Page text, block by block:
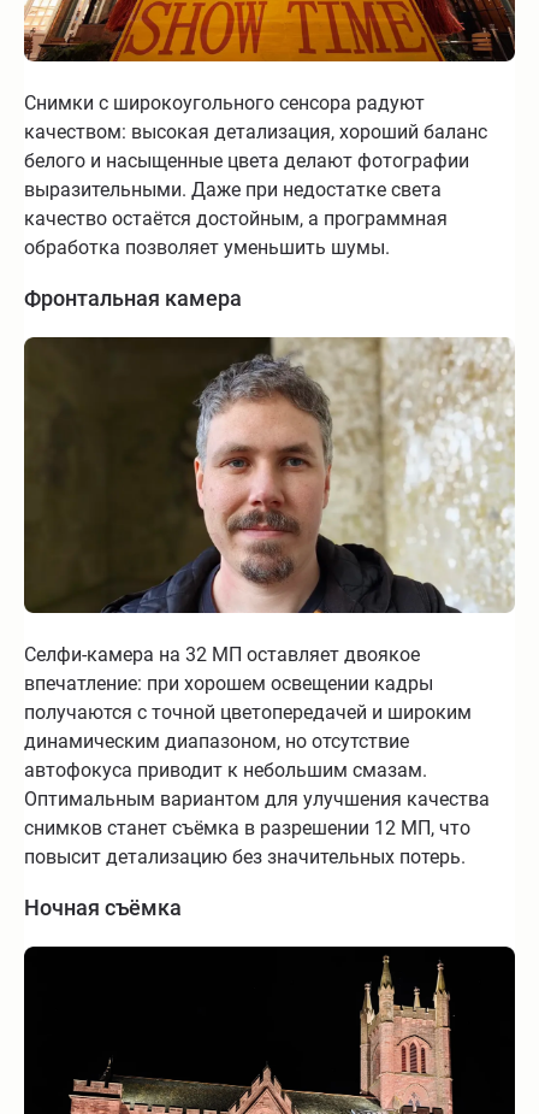
Снимки с широкоугольного сенсора радуют
качеством: высокая детализация, хороший баланс
белого и насыщенные цвета делают фотографии
выразительными. Даже при недостатке света
качество остаётся достойным, а программная
обработка позволяет уменьшить шумы.
Фронтальная камера
Селфи-камера на 32 МП оставляет двоякое
впечатление: при хорошем освещении кадры
получаются с точной цветопередачей и широким
динамическим диапазоном, но отсутствие
автофокуса приводит к небольшим смазам.
Оптимальным вариантом для улучшения качества
снимков станет съёмка в разрешении 12 МП, что
повысит детализацию без значительных потерь.
Ночная съёмка